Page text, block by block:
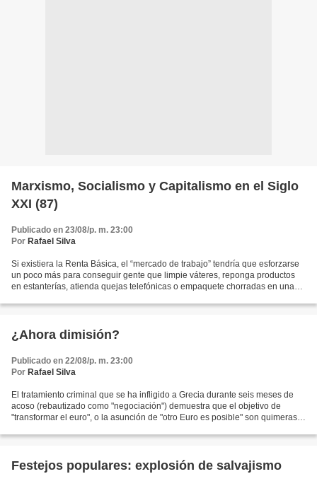
Marxismo, Socialismo y Capitalismo en el Siglo
XXI (87)
Publicado en 23/08/p. m. 23:00
Por Rafael Silva
Si existiera la Renta Básica, el “mercado de trabajo” tendría que esforzarse
un poco más para conseguir gente que limpie váteres, reponga productos
en estanterías, atienda quejas telefónicas o empaquete chorradas en una
¿Ahora dimisión?
Publicado en 22/08/p. m. 23:00
Por Rafael Silva
El tratamiento criminal que se ha infligido a Grecia durante seis meses de
acoso (rebautizado como "negociación") demuestra que el objetivo de
"transformar el euro", o la asunción de "otro Euro es posible" son quimeras
Festejos populares: explosión de salvajismo